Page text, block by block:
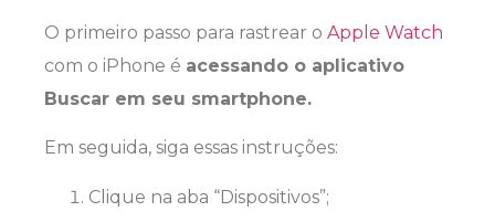
O primeiro passo para rastrear o Apple Watch
com o iPhone é acessando o aplicativo
Buscar em seu smartphone.
Em seguida, siga essas instruções:
Clique na aba “Dispositivos”;